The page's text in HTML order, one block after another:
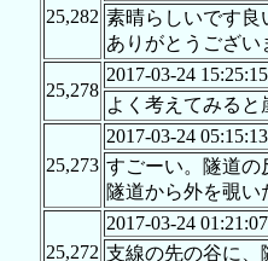
25,282 素晴らしいです良
ありがとうござい
25,278
2017-03-24 15:25:15
よく考えてみる
25,273
2017-03-24 05:15:13
すごーい。隧道の
隧道から外を覗
25,272
2017-03-24 01:21:07
支線の先の谷に